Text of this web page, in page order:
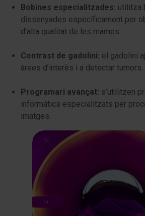
Bobines especialitzades: utilitza
dissenyades específicament per
d’alta qualitat de les mames.
Contrast de gadolini: el gadolini
àrees d’interès i a detectar tumors.
Programari avançat: s’utilitzen
informàtics especialitzats per
imatges.